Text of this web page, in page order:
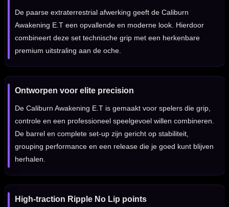
De paarse extraterrestrial afwerking geeft de Caliburn
Awakening E.T een opvallende en moderne look. Hierdoor
combineert deze set technische grip met een herkenbare
premium uitstraling aan de oche.
Ontworpen voor elite precision
De Caliburn Awakening E.T is gemaakt voor spelers die grip,
controle en een professioneel speelgevoel willen combineren.
De barrel en complete set-up zijn gericht op stabiliteit,
grouping performance en een release die je goed kunt blijven
herhalen.
High-traction Ripple No Lip points